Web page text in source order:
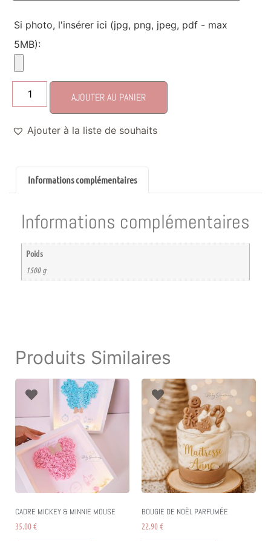
Si photo, l'insérer ici (jpg, png, jpeg, pdf - max
5MB):
AJOUTER AU PANIER
Ajouter à la liste de souhaits
Informations complémentaires
Informations complémentaires
Poids
1500 g
Produits Similaires
CADRE MICKEY & MINNIE MOUSE
35.00€
BOUGIE DE NOËL PARFUMÉE
22.90€